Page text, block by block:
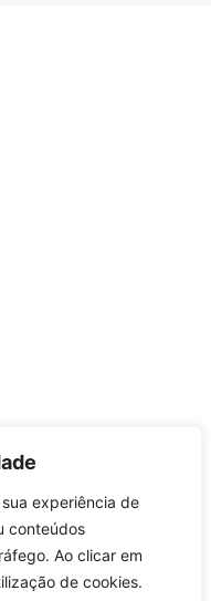
experiência de
conteúdos
Ao clicar em
de cookies.